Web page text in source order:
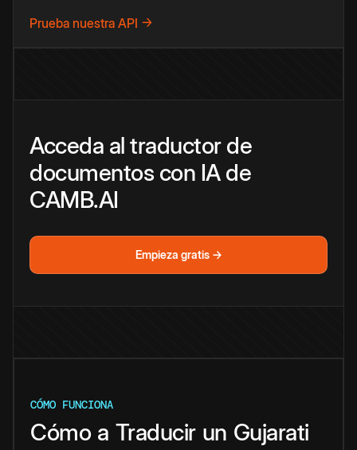
Prueba nuestra API →
Acceda al traductor de
documentos con IA de
CAMB.AI
Empieza gratis →
CÓMO FUNCIONA
Cómo a Traducir un Gujarati